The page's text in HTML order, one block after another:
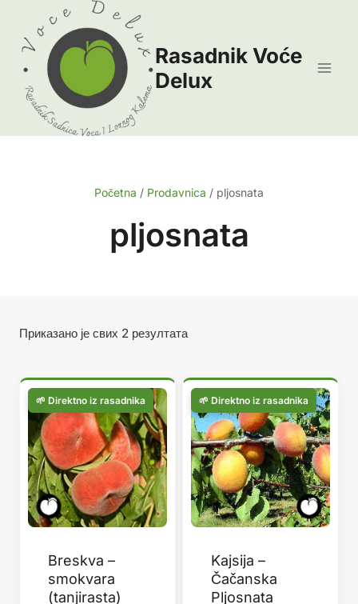
content
Rasadnik Voće
Delux
Početna / Prodavnica / pljosnata
pljosnata
Приказано је свих 2 резултатаСортирано
популарности
Breskva –
smokvara
(tanjirasta)
Kajsija –
Čačanska
Pljosnata